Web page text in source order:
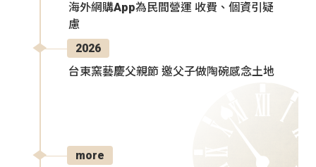
海外網購App為民間營運 收費、個資引疑
慮
2026
台東窯藝慶父親節 邀父子做陶碗感念土地
more